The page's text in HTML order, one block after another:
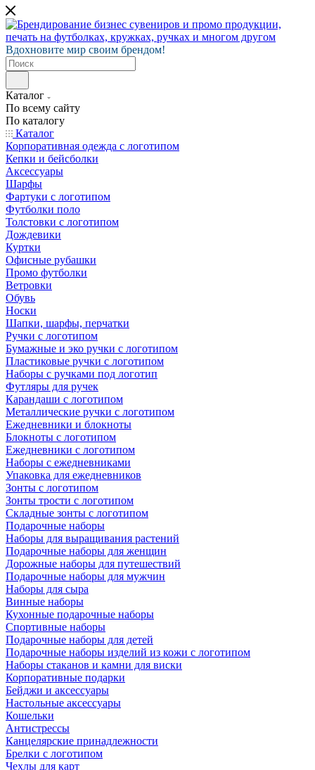
Вдохновите мир своим брендом!
Каталог
По всему сайту
По каталогу
Каталог
Корпоративная одежда с логотипом
Кепки и бейсболки
Аксессуары
Шарфы
Фартуки с логотипом
Футболки поло
Толстовки с логотипом
Дождевики
Куртки
Офисные рубашки
Промо футболки
Ветровки
Обувь
Носки
Шапки, шарфы, перчатки
Ручки с логотипом
Бумажные и эко ручки с логотипом
Пластиковые ручки с логотипом
Наборы с ручками под логотип
Футляры для ручек
Карандаши с логотипом
Металлические ручки с логотипом
Ежедневники и блокноты
Блокноты с логотипом
Ежедневники с логотипом
Наборы с ежедневниками
Упаковка для ежедневников
Зонты с логотипом
Зонты трости с логотипом
Складные зонты с логотипом
Подарочные наборы
Наборы для выращивания растений
Подарочные наборы для женщин
Дорожные наборы для путешествий
Подарочные наборы для мужчин
Наборы для сыра
Винные наборы
Кухонные подарочные наборы
Спортивные наборы
Подарочные наборы для детей
Подарочные наборы изделий из кожи с логотипом
Наборы стаканов и камни для виски
Корпоративные подарки
Бейджи и аксессуары
Настольные аксессуары
Кошельки
Антистрессы
Канцелярские принадлежности
Брелки с логотипом
Чехлы для карт